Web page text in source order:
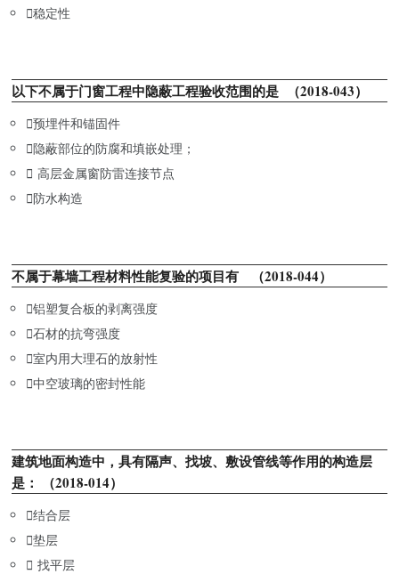
稳定性
以下不属于门窗工程中隐蔽工程验收范围的是 （2018-043）
预埋件和锚固件
隐蔽部位的防腐和填嵌处理；
 高层金属窗防雷连接节点
防水构造
不属于幕墙工程材料性能复验的项目有 （2018-044）
铝塑复合板的剥离强度
石材的抗弯强度
室内用大理石的放射性
中空玻璃的密封性能
建筑地面构造中，具有隔声、找坡、敷设管线等作用的构造层
是： （2018-014）
结合层
垫层
 找平层